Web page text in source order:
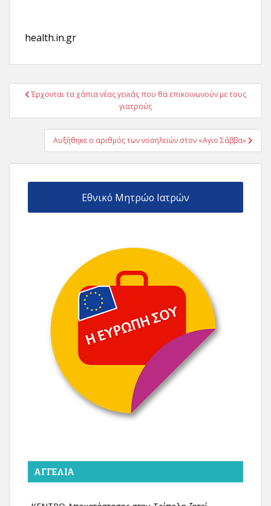
health.in.gr
Πλοήγηση
Έρχονται τα χάπια νέας γενιάς που θα επικοινωνούν με τους
γιατρούς
Αυξήθηκε ο αριθμός των νοσηλειών στον «Αγιο Σάββα»
Εθνικό Μητρώο Ιατρών
ΑΓΓΕΛΊΑ